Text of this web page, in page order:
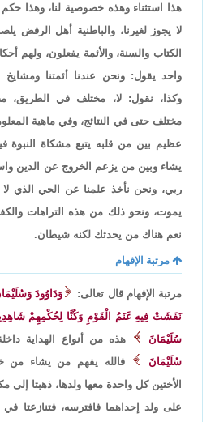
هذا استثناء وهذه خصوصية لنا، وهذا حكم
لا يجوز لغيرنا، والباطنية أهل الرفض
الكتاب والسنة، والأئمة يفعلون، ولهم
واحد يقول: ونحن عندنا أئمتنا
وكذا، نقول: لا، مختلف في الطريق،
مختلف حتى في النتائج، وفي ماهية
عظيم بين من قلبه يتبع مشكاة النبوة
يشاء وبين من يزعم الخروج عن الدين
ربي، ونحن نأخذ علمنا عن الحي الذي
يموت، ونحو ذلك من هذه التراهات
نعم هناك من يحدثك لكنه شيطان.
مرتبة الإفهام
مرتبة الإفهام قال تعالى:
وَدَاوُودَ
نَفَشَتْ فِيهِ غَنَمُ الْقَوْمِ وَكُنَّا لِحُكْمِهِمْ
سُلَيْمَانَ
هذه من أنواع الهداية
سُلَيْمَانَ
فالله يفهم من يشاء من
الأختين كل واحدة معها ولدها، ذهبتا إلى
على ولد إحداهما فافترسه، فتنازعتا في